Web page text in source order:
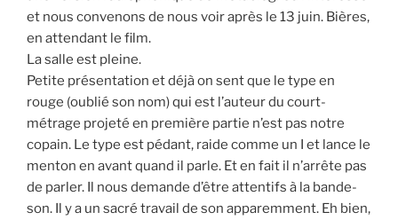
et nous convenons de nous voir après le 13 juin. Bières,
en attendant le film.
La salle est pleine.
Petite présentation et déjà on sent que le type en
rouge (oublié son nom) qui est l’auteur du court-
métrage projeté en première partie n’est pas notre
copain. Le type est pédant, raide comme un I et lance le
menton en avant quand il parle. Et en fait il n’arrête pas
de parler. Il nous demande d’être attentifs à la bande-
son. Il y a un sacré travail de son apparemment. Eh bien,